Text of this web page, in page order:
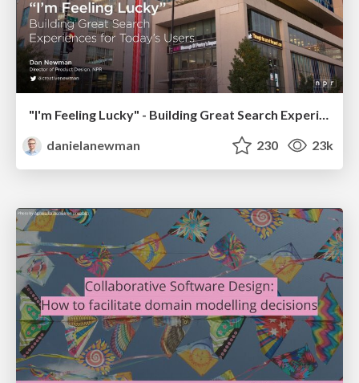
"I'm Feeling Lucky" - Building Great Search Experiences for Today's Users (#IAC19)
danielanewman
230 23k